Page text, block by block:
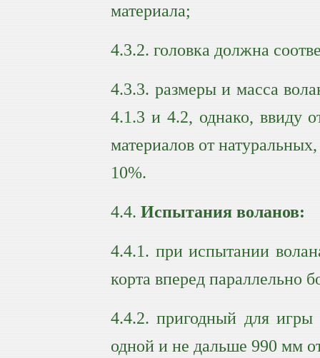
материала;
4.3.2. головка должна
4.3.3. размеры и масса
4.1.3 и 4.2, однако, ввиду
материалов от
10%.
4.4. Испытания воланов:
4.4.1. при испытании
корта вперед параллельно
4.4.2. пригодный для
одной и не дальше 990 мм